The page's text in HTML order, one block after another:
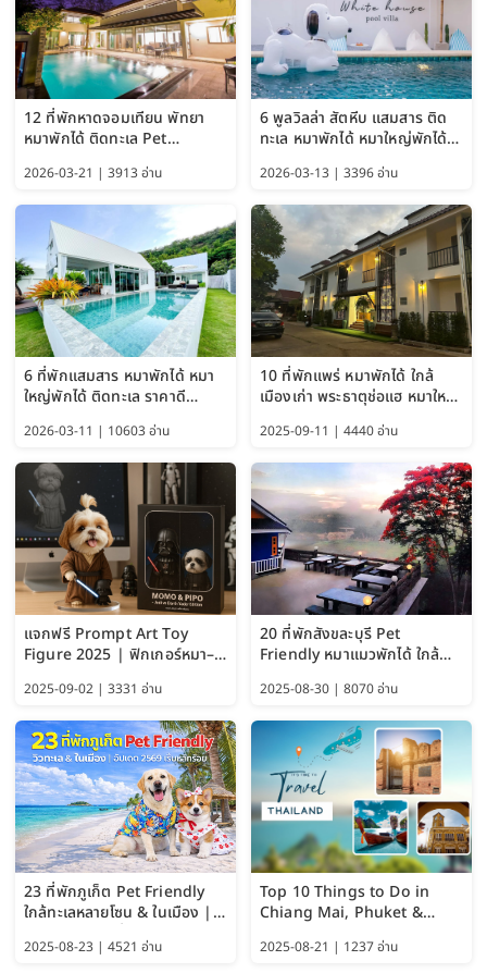
12 ที่พักหาดจอมเทียน พัทยา
หมาพักได้ ติดทะเล Pet
พักได้ อัปเดต 2569
2026-03-21 | 3913 อ่าน
6 พูลวิลล่า สัตหีบ แสมสาร ติด
ทะเล หมาพักได้ หมาใหญ่พักได้
2026-03-13 | 3396 อ่าน
6 ที่พักแสมสาร หมาพักได้ หมา
ใหญ่พักได้ ติดทะเล ราคาดี
2026-03-11 | 10603 อ่าน
10 ที่พักแพร่ หมาพักได้ ใกล้
เมืองเก่า พระธาตุช่อแฮ หมาใหญ่
2025-09-11 | 4440 อ่าน
แจกฟรี Prompt Art Toy
Figure 2025 | ฟิกเกอร์หมา–
ChatGPT และ Gemini
2025-09-02 | 3331 อ่าน
20 ที่พักสังขละบุรี Pet
Friendly หมาแมวพักได้ ใกล้
2025-08-30 | 8070 อ่าน
23 ที่พักภูเก็ต Pet Friendly
ใกล้ทะเลหลายโซน & ในเมือง |
อัปเดต 2569 เริ่มหลักร้อย
2025-08-23 | 4521 อ่าน
Top 10 Things to Do in
Chiang Mai, Phuket &
Pattaya (Thailand Travel
Guide 2025)
2025-08-21 | 1237 อ่าน